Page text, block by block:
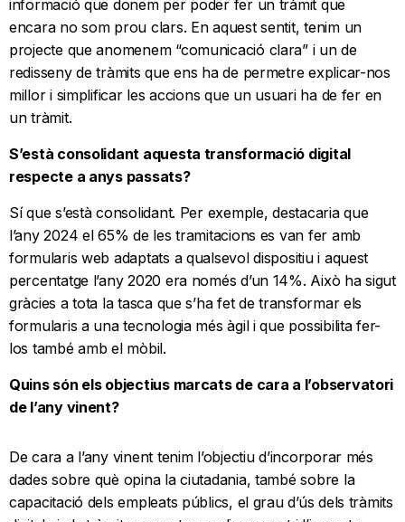
informació que donem per poder fer un tràmit que
encara no som prou clars. En aquest sentit, tenim un
projecte que anomenem “comunicació clara” i un de
redisseny de tràmits que ens ha de permetre explicar-nos
millor i simplificar les accions que un usuari ha de fer en
un tràmit.
S’està consolidant aquesta transformació digital
respecte a anys passats?
Sí que s’està consolidant. Per exemple, destacaria que
l’any 2024 el 65% de les tramitacions es van fer amb
formularis web adaptats a qualsevol dispositiu​ i aquest
percentatge l’any 2020 era només d’un 14%. Això ha sigut
gràcies a tota la tasca que s’ha fet de transformar els
formularis a una tecnologia més àgil i que possibilita fer-
los també amb el mòbil.
Quins són els objectius marcats de cara a l’observatori
de l’any vinent?
De cara a l’any vinent tenim l’objectiu d’incorporar més
dades sobre què opina la ciutadania, també sobre la
capacitació dels empleats públics, el grau d’ús dels tràmits